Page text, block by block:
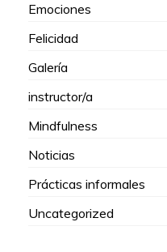
Emociones
Felicidad
Galería
instructor/a
Mindfulness
Noticias
Prácticas informales
Uncategorized